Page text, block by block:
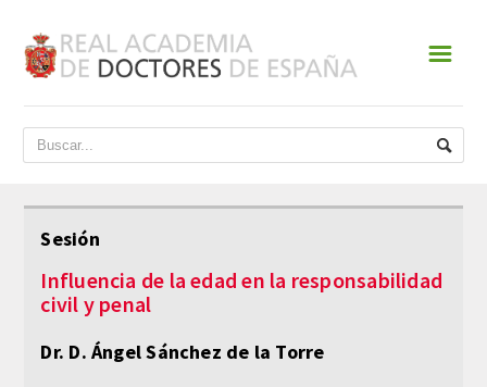
ACADEMIA
DATOS HISTÓRICOS
PRESIDENTES
☰
Sesión
Influencia de la edad en la responsabilidad
civil y penal
Dr. D. Ángel Sánchez de la Torre